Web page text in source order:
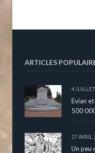
ARTICLES
4
Evian
500
27 AVRIL
Un peu